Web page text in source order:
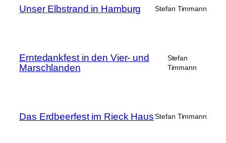
Unser Elbstrand in Hamburg Stefan Timmann
Erntedankfest in den Vier- und
Marschlanden
Stefan
Timmann
Das Erdbeerfest im Rieck Haus Stefan Timmann